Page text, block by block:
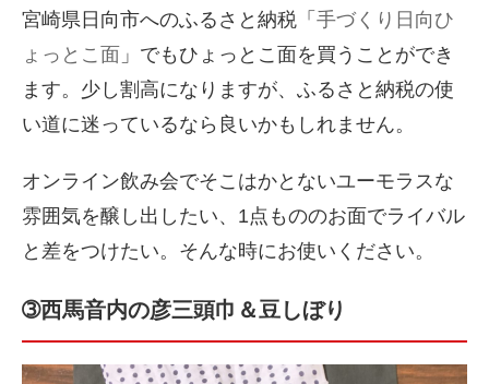
宮崎県日向市へのふるさと納税「 手づくり日向ひ
ょっとこ面 」でもひょっとこ面を買うことができ
ます。少し割高になりますが、ふるさと納税の使
い道に迷っているなら良いかもしれません。
オンライン飲み会でそこはかとないユーモラスな
雰囲気を醸し出したい、1点もののお面でライバル
と差をつけたい。そんな時にお使いください。
➂西馬音内の彦三頭巾＆豆しぼり